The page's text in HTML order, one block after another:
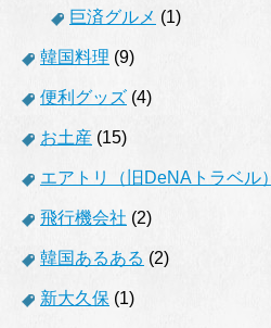
巨済グルメ (1)
韓国料理 (9)
便利グッズ (4)
お土産 (15)
エアトリ（旧DeNAトラベル）
飛行機会社 (2)
韓国あるある (2)
新大久保 (1)